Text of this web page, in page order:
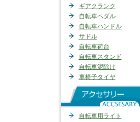
ギアクランク
自転車ペダル
自転車ハンドル
サドル
自転車荷台
自転車スタンド
自転車泥除け
車椅子タイヤ
自転車用ライト